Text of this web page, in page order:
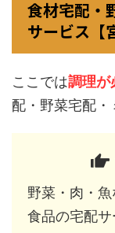
食材宅配・
サービス【
ここでは調理が
配・野菜宅配・
野菜・肉・
食品の宅配サ